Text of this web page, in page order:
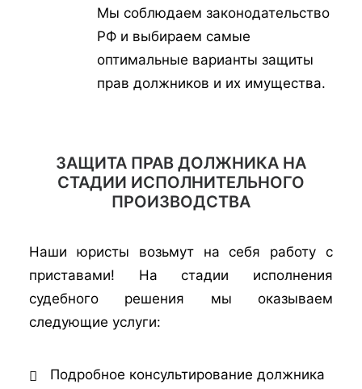
Мы соблюдаем законодательство
РФ и выбираем самые
оптимальные варианты защиты
прав должников и их имущества.
ЗАЩИТА ПРАВ ДОЛЖНИКА НА
СТАДИИ ИСПОЛНИТЕЛЬНОГО
ПРОИЗВОДСТВА
Наши юристы возьмут на себя работу с
приставами! На стадии исполнения
судебного решения мы оказываем
следующие услуги:
Подробное консультирование должника